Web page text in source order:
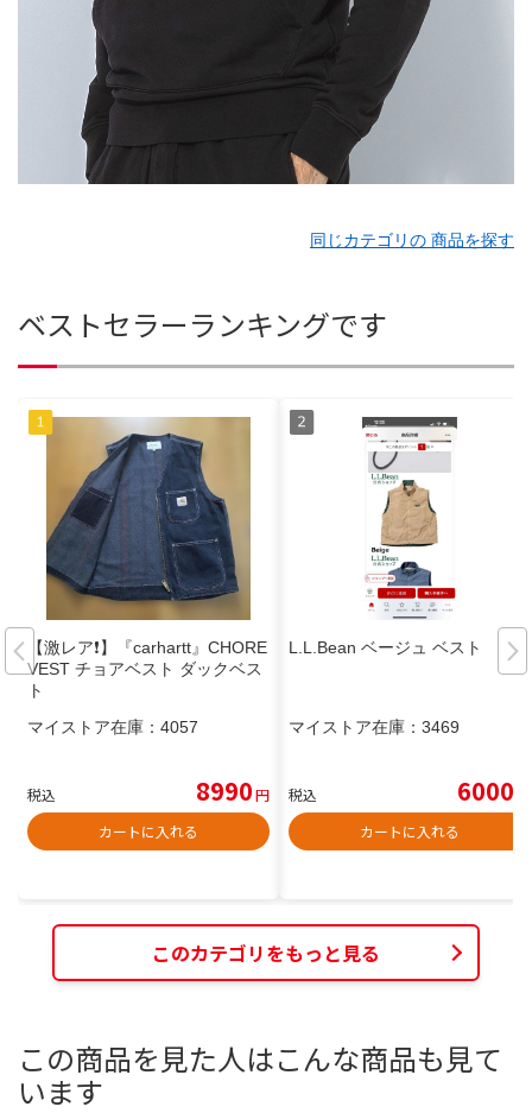
同じカテゴリの 商品を探す
ベストセラーランキングです
【激レア❗】『carhartt』CHORE
VEST チョアベスト ダックベス
ト
マイストア在庫： 4057
税込 8990円
カートに入れる
L.L.Bean ベージュ ベスト
マイストア在庫： 3469
税込 6000
カートに入れる
このカテゴリをもっと見る
この商品を見た人はこんな商品も見て
います